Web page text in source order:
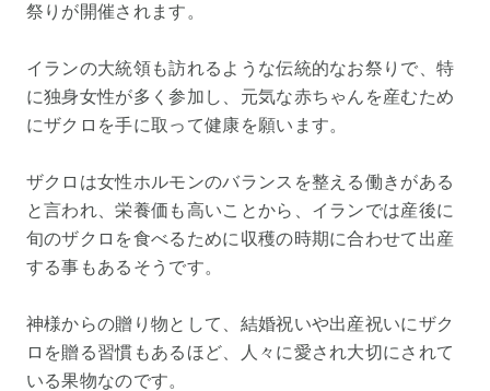
祭りが開催されます。
イランの大統領も訪れるような伝統的なお祭りで、特
に独身女性が多く参加し、元気な赤ちゃんを産むため
にザクロを手に取って健康を願います。
ザクロは女性ホルモンのバランスを整える働きがある
と言われ、栄養価も高いことから、イランでは産後に
旬のザクロを食べるために収穫の時期に合わせて出産
する事もあるそうです。
神様からの贈り物として、結婚祝いや出産祝いにザク
ロを贈る習慣もあるほど、人々に愛され大切にされて
いる果物なのです。